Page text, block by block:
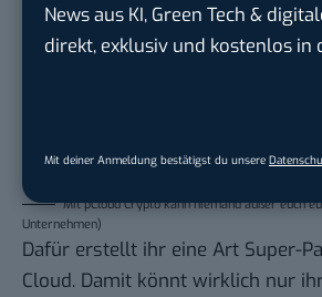
News aus KI, Green Tech &
direkt, exklusiv und kostenlos in
Mit deiner Anmeldung bestätigst du unsere
Mit pCloud Crypto kann niemand außer euch
Unternehmen)
Dafür erstellt ihr eine Art Super-
Cloud. Damit könnt wirklich nur